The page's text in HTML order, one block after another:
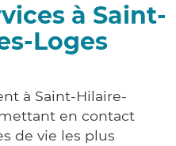
à Saint-
Loges
à Saint-Hilaire-
en contact
de vie les plus